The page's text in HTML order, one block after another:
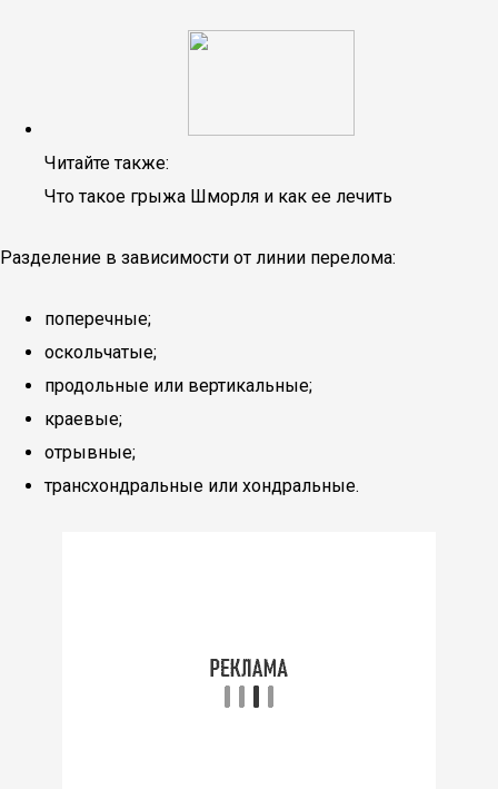
Читайте также:
Что такое грыжа Шморля и как ее лечить
Разделение в зависимости от линии перелома:
поперечные;
оскольчатые;
продольные или вертикальные;
краевые;
отрывные;
трансхондральные или хондральные.